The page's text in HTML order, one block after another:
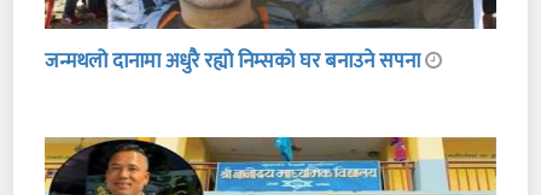
जन्मथलो दानामा अधुरै रह्यो निम्सको घर बनाउने सपना